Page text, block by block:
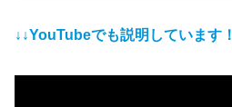
↓↓YouTubeでも説明しています！